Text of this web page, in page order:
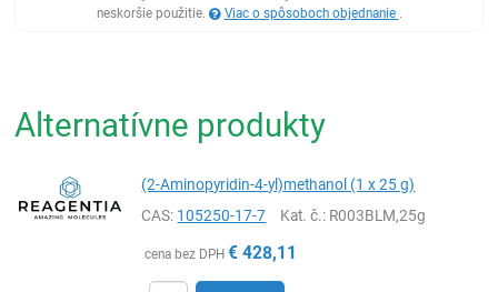
neskoršie použitie.
Viac o spôsoboch objednanie .
Alternatívne produkty
(2-Aminopyridin-4-yl)methanol (1 x 25 g)
CAS: 105250-17-7 Kat. č.: R003BLM,25g
cena bez DPH € 428,11